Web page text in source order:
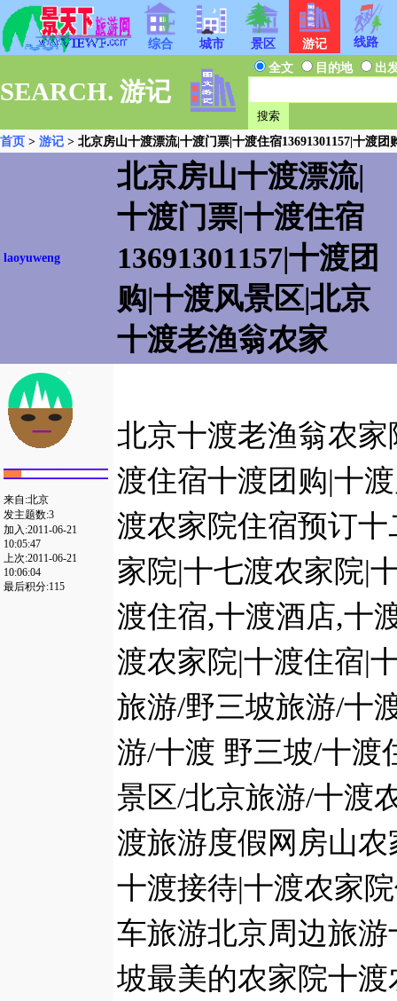
综合 城市 景区 游记 线路
SEARCH. 游记
全文 目的地 出
首页 > 游记 > 北京房山十渡漂流|十渡门票|十渡住宿13691301157|十渡
laoyuweng
北京房山十渡漂流|
十渡门票|十渡住宿
13691301157|十渡团
购|十渡风景区|北京
十渡老渔翁农家
来自:北京
发主题数:3
加入:2011-06-21
10:05:47
上次:2011-06-21
10:06:04
最后积分:115
北京十渡老渔翁农
渡住宿十渡团购|十
渡农家院住宿预订
家院|十七渡农家院|
渡住宿,十渡酒店,十
渡农家院|十渡住宿|
旅游/野三坡旅游/十
游/十渡 野三坡/十渡
景区/北京旅游/十渡
渡旅游度假网房山
十渡接待|十渡农家
车旅游北京周边旅
坡最美的农家院十渡